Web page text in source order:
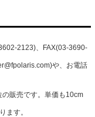
2123)、FAX(03-3690-
や、お電話
販売です。単価も10cm
ます。